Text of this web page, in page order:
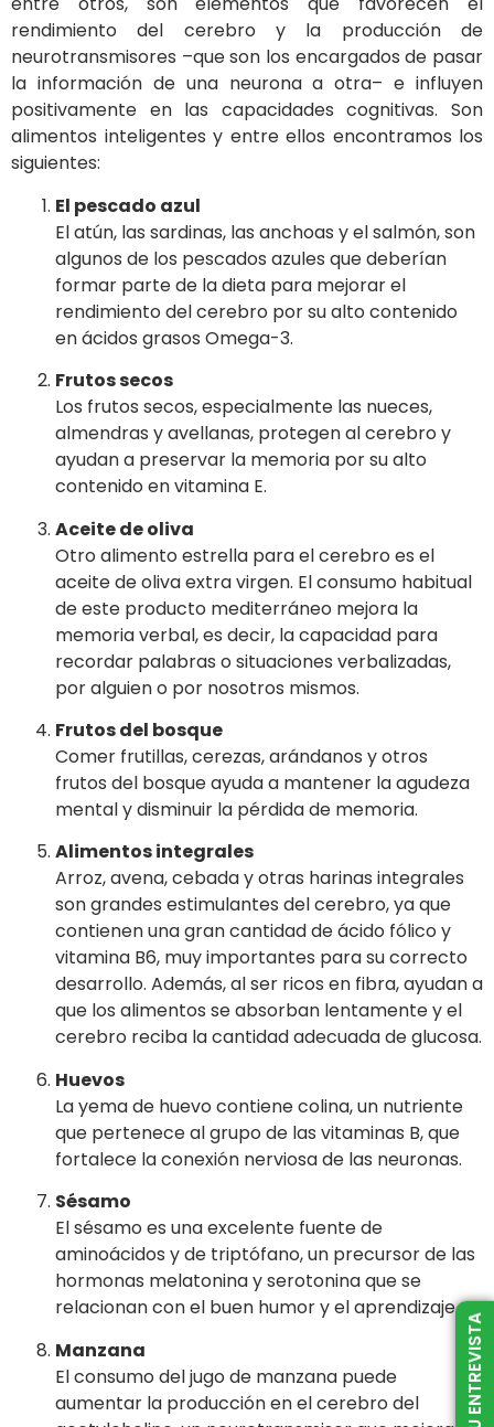
rendimiento del cerebro y la producción de
neurotransmisores –que son los encargados de pasar
la información de una neurona a otra– e influyen
positivamente en las capacidades cognitivas. Son
alimentos inteligentes y entre ellos encontramos los
siguientes:
El pescado azul
El atún, las sardinas, las anchoas y el salmón, son
algunos de los pescados azules que deberían
formar parte de la dieta para mejorar el
rendimiento del cerebro por su alto contenido
en ácidos grasos Omega-3.
Frutos secos
Los frutos secos, especialmente las nueces,
almendras y avellanas, protegen al cerebro y
ayudan a preservar la memoria por su alto
contenido en vitamina E.
Aceite de oliva
Otro alimento estrella para el cerebro es el
aceite de oliva extra virgen. El consumo habitual
de este producto mediterráneo mejora la
memoria verbal, es decir, la capacidad para
recordar palabras o situaciones verbalizadas,
por alguien o por nosotros mismos.
Frutos del bosque
Comer frutillas, cerezas, arándanos y otros
frutos del bosque ayuda a mantener la agudeza
mental y disminuir la pérdida de memoria.
Alimentos integrales
Arroz, avena, cebada y otras harinas integrales
son grandes estimulantes del cerebro, ya que
contienen una gran cantidad de ácido fólico y
vitamina B6, muy importantes para su correcto
desarrollo. Además, al ser ricos en fibra, ayudan a
que los alimentos se absorban lentamente y el
cerebro reciba la cantidad adecuada de glucosa.
Huevos
La yema de huevo contiene colina, un nutriente
que pertenece al grupo de las vitaminas B, que
fortalece la conexión nerviosa de las neuronas.
Sésamo
El sésamo es una excelente fuente de
aminoácidos y de triptófano, un precursor de las
hormonas melatonina y serotonina que se
relacionan con el buen humor y el aprendizaje.
Manzana
El consumo del jugo de manzana puede
aumentar la producción en el cerebro del